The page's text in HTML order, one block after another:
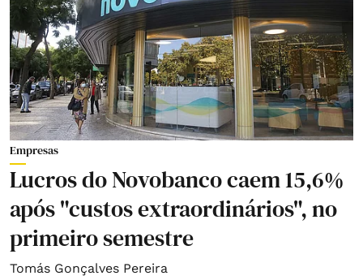
Empresas
Lucros do Novobanco caem 15,6%
após "custos extraordinários", no
primeiro semestre
Tomás Gonçalves Pereira